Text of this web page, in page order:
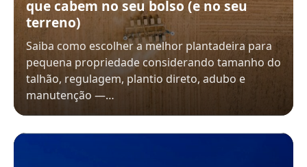
que cabem no seu bolso (e no seu
terreno)
Saiba como escolher a melhor plantadeira para
pequena propriedade considerando tamanho do
talhão, regulagem, plantio direto, adubo e
manutenção —…